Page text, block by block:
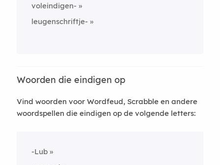
voleindigen-
leugenschriftje-
Woorden die eindigen op
Vind woorden voor Wordfeud, Scrabble en andere
woordspellen die eindigen op de volgende letters:
-Lub